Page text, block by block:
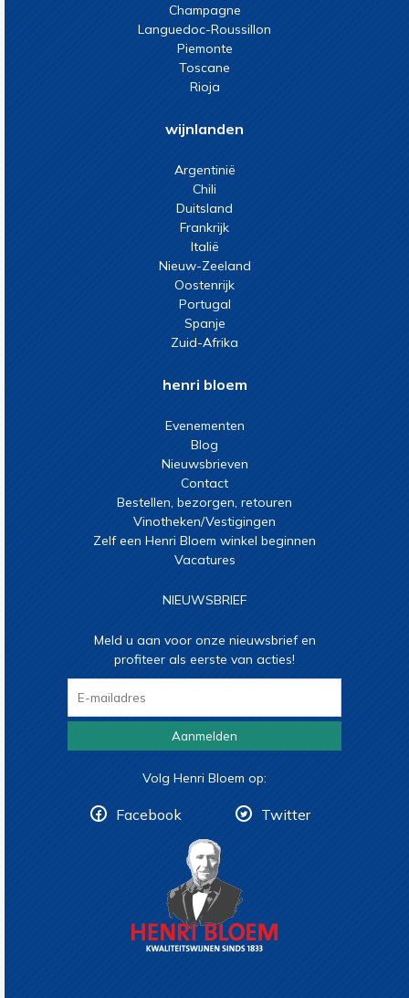
Champagne
Languedoc-Roussillon
Piemonte
Toscane
Rioja
wijnlanden
Argentinië
Chili
Duitsland
Frankrijk
Italië
Nieuw-Zeeland
Oostenrijk
Portugal
Spanje
Zuid-Afrika
henri bloem
Evenementen
Blog
Nieuwsbrieven
Contact
Bestellen, bezorgen, retouren
Vinotheken/Vestigingen
Zelf een Henri Bloem winkel beginnen
Vacatures
NIEUWSBRIEF
Meld u aan voor onze nieuwsbrief en
profiteer als eerste van acties!
Aanmelden
Volg Henri Bloem op:
Facebook Twitter